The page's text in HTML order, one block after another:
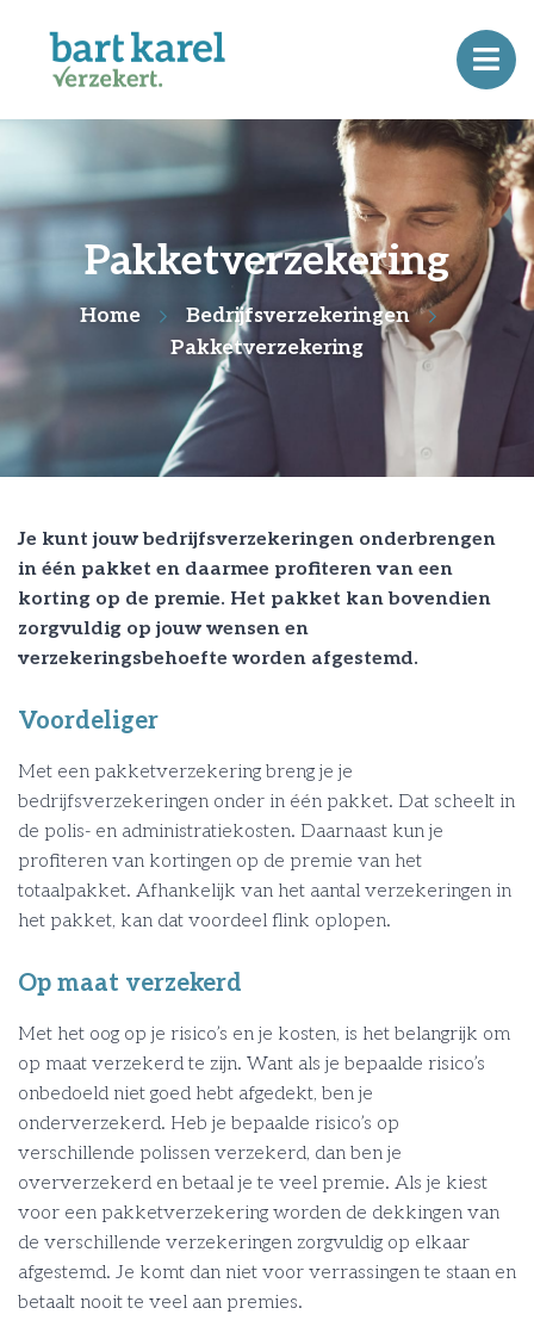
Pakketverzekering
Home
Bedrijfsverzekeringen
Pakketverzekering
Je kunt jouw bedrijfsverzekeringen onderbrengen
in één pakket en daarmee profiteren van een
korting op de premie. Het pakket kan bovendien
zorgvuldig op jouw wensen en
verzekeringsbehoefte worden afgestemd.
Voordeliger
Met een pakketverzekering breng je je
bedrijfsverzekeringen onder in één pakket. Dat scheelt in
de polis- en administratiekosten. Daarnaast kun je
profiteren van kortingen op de premie van het
totaalpakket. Afhankelijk van het aantal verzekeringen in
het pakket, kan dat voordeel flink oplopen.
Op maat verzekerd
Met het oog op je risico’s en je kosten, is het belangrijk om
op maat verzekerd te zijn. Want als je bepaalde risico’s
onbedoeld niet goed hebt afgedekt, ben je
onderverzekerd. Heb je bepaalde risico’s op
verschillende polissen verzekerd, dan ben je
oververzekerd en betaal je te veel premie. Als je kiest
voor een pakketverzekering worden de dekkingen van
de verschillende verzekeringen zorgvuldig op elkaar
afgestemd. Je komt dan niet voor verrassingen te staan en
betaalt nooit te veel aan premies.